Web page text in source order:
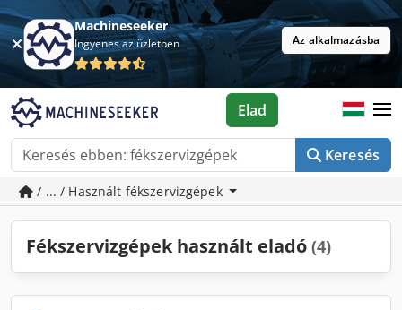
Machineseeker
Ingyenes az üzletben Az alkalmazásba
Keresés
Elad
/ ... / Használt fékszervizgépek
Fékszervizgépek használt eladó (4)